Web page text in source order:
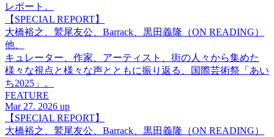
レポート。
【SPECIAL REPORT】
大橋裕之、鷲尾友公、Barrack、黒田義隆（ON READING）
他、
キュレーター、作家、アーティスト、街の人々から集めた
様々な視点と様々な声とともに振り返る、国際芸術祭「あい
ち2025」。
FEATURE
Mar 27. 2026 up
【SPECIAL REPORT】
大橋裕之、鷲尾友公、Barrack、黒田義隆（ON READING）